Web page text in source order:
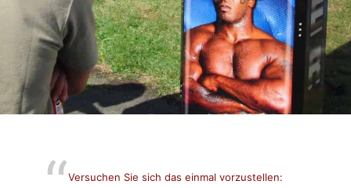
Versuchen Sie sich das einmal vorzustellen: